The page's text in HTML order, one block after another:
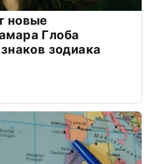
новые
Глоба
зодиака